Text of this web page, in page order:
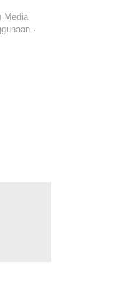
Media
·